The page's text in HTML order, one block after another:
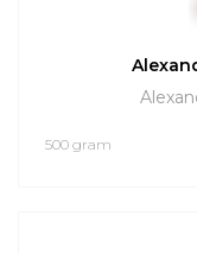
500 gram